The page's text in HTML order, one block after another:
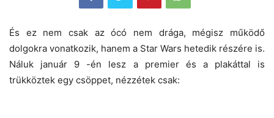
És ez nem csak az ócó nem drága, mégisz működő
dolgokra vonatkozik, hanem a Star Wars hetedik részére is.
Náluk január 9 -én lesz a premier és a plakáttal is
trükköztek egy csöppet, nézzétek csak: